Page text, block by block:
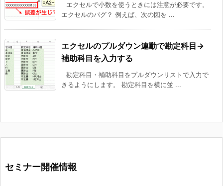
エクセルで小数を使うときには注意が必要です。
エクセルのバグ？ 例えば、次の図を ...
エクセルのプルダウン連動で勘定科目→
補助科目を入力する
勘定科目・補助科目をプルダウンリストで入力で
きるようにします。 勘定科目を横に並 ...
セミナー開催情報